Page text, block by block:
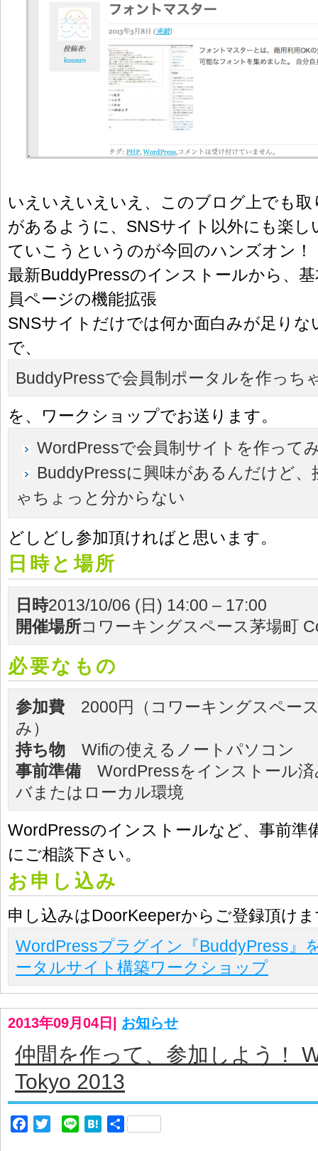
いえいえいえいえ、このブログ上でも
があるように、SNSサイト以外にも楽し
ていこうというのが今回のハンズオン！
最新BuddyPressのインストールから、
員ページの機能拡張
SNSサイトだけでは何か面白みが足り
で、
BuddyPressで会員制ポータルを作っち
を、ワークショップでお送ります。
WordPressで会員制サイトを作って
BuddyPressに興味があるんだけど、
ゃちょっと分からない
どしどし参加頂ければと思います。
日時と場所
日時2013/10/06 (日) 14:00 – 17:00
開催場所コワーキングスペース茅場町
必要なもの
参加費 2000円（コワーキングスペー
み）
持ち物 Wifiの使えるノートパソコン
事前準備WordPressをインストール済
バまたはローカル環境
WordPressのインストールなど、事前準
にご相談下さい。
お申し込み
申し込みはDoorKeeperからご登録頂け
WordPressプラグイン『BuddyPress』
ータルサイト構築ワークショップ
2013年09月04日 お知らせ
仲間を作って、参加しよう！
Tokyo 2013
Facebook
Twitter Line Hatena
共